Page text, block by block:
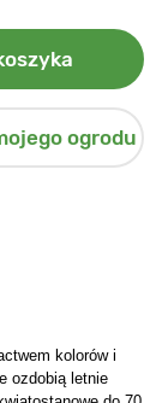
ogrodu
kolorów i
ozdobią letnie